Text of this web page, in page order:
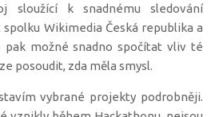
sloužící k snadnému sledování
Wikimedia Česká republika a
pak možné snadno spočítat vliv té
posoudit, zda měla smysl.
vybrané projekty podrobněji.